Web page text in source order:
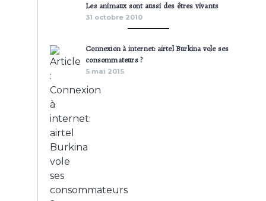
Les animaux sont aussi des êtres vivants
31 octobre 2010
Connexion à internet: airtel Burkina vole ses
consommateurs ?
5 mai 2015